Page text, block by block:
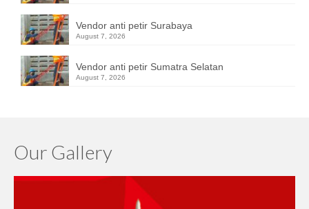
Vendor anti petir Surabaya
August 7, 2026
Vendor anti petir Sumatra Selatan
August 7, 2026
Our Gallery